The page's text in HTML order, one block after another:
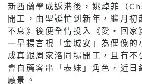
新西蘭學成返港後，姚焯菲（
開工，由聖誕忙到新年，繼月初
不息》後便全情投入《愛‧回家
一早揚言視「金城安」為偶像的
成真跟周家洛同場開工，且有不
會自薦客串「表妹」角色，近日
廠景。